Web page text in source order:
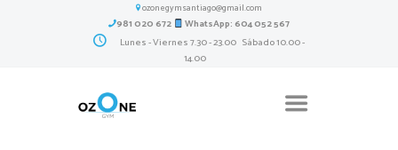
ozonegymsantiago@gmail.com
981 020 672
WhatsApp: 604 052 567
Lunes - Viernes 7.30 - 23.00 Sábado 10.00 -
14.00